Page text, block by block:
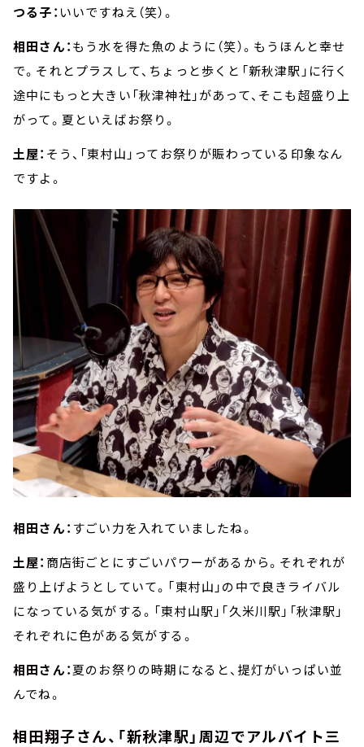
つる子： いいですねえ（笑）。
相田さん：もう水を得た魚のように（笑）。もうほんと幸せ
で。それとプラスして、ちょっと歩くと「新秋津駅」に行く
途中にもっと大きい「秋津神社」があって、そこも超盛り上
がって。夏といえばお祭り。
土屋： そう、「東村山」ってお祭りが賑わっている印象なん
ですよ。
相田さん： すごい力を入れていましたね。
土屋： 商店街ごとにすごいパワーがあるから。それぞれが
盛り上げようとしていて。「東村山」の中で良きライバル
になっている気がする。「東村山駅」「久米川駅」「秋津駅」
それぞれに色がある気がする。
相田さん：夏のお祭りの時期になると、提灯がいっぱい並
んでね。
相田翔子さん、「新秋津駅」周辺でアルバイト三